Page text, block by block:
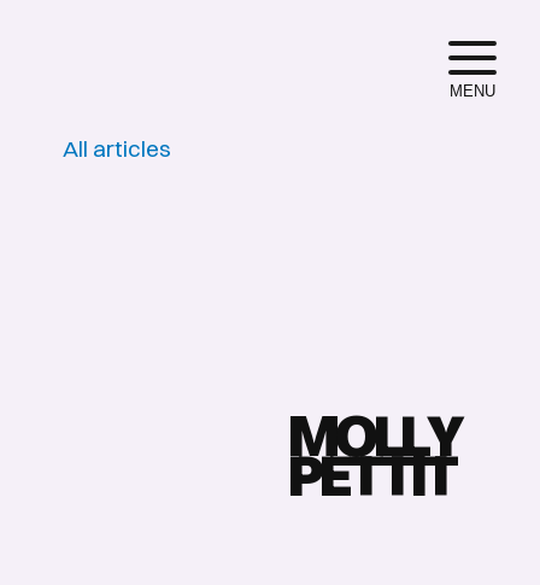
MENU
All articles
MOLLY
PETTIT